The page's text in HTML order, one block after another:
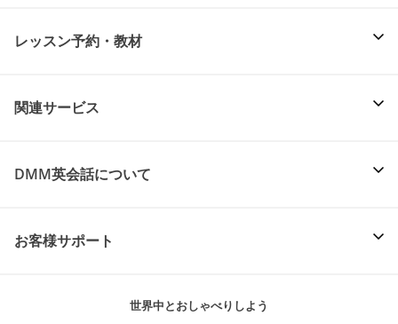
レッスン予約・教材
関連サービス
DMM英会話について
お客様サポート
世界中とおしゃべりしよう